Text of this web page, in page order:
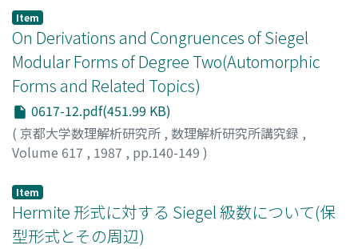
Item
On Derivations and Congruences of Siegel
Modular Forms of Degree Two(Automorphic
Forms and Related Topics)
0617-12.pdf(451.99 KB)
( 京都大学数理解析研究所 , 数理解析研究所講究録 ,
Volume 617 , 1987 , pp.140-149 )
Item
Hermite 形式に対する Siegel 級数について(保
型形式とその周辺)